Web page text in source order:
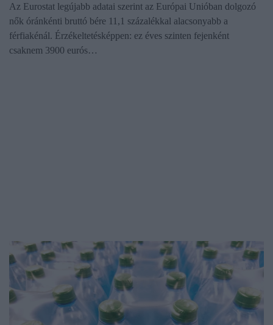
Az Eurostat legújabb adatai szerint az Európai Unióban dolgozó
nők óránkénti bruttó bére 11,1 százalékkal alacsonyabb a
férfiakénál. Érzékeltetésképpen: ez éves szinten fejenként
csaknem 3900 eurós…